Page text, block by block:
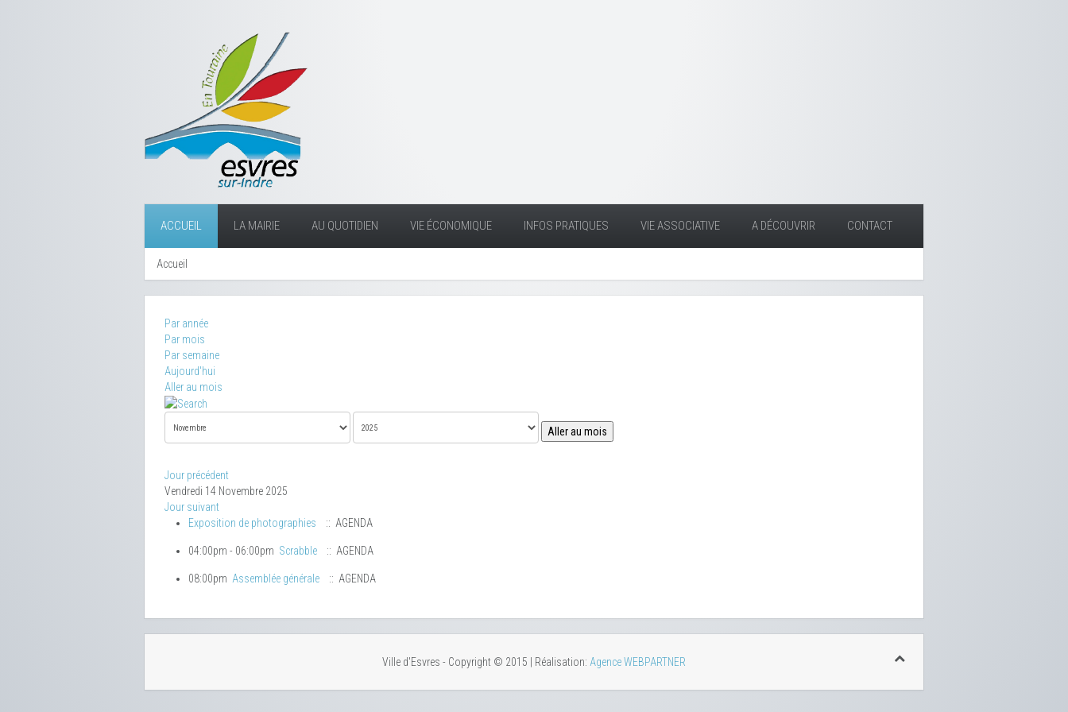
ACCUEIL LA MAIRIE AU QUOTIDIEN VIE ÉCONOMIQUE INFOS PRATIQUES VIE ASSOCIATIVE A DÉCOUVRIR CONTACT
Accueil
Par année
Par mois
Par semaine
Aujourd'hui
Aller au mois
Aller au mois
Jour précédent
Vendredi 14 Novembre 2025
Jour suivant
Exposition de photographies
:: AGENDA
04:00pm - 06:00pm Scrabble :: AGENDA
08:00pm Assemblée générale :: AGENDA
Ville d'Esvres - Copyright © 2015 | Réalisation: Agence WEBPARTNER